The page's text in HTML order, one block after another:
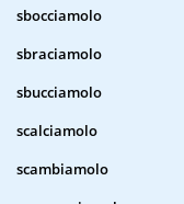
sbocciamolo
sbraciamolo
sbucciamolo
scalciamolo
scambiamolo